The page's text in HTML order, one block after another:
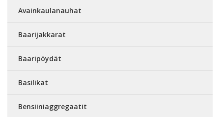
Avainkaulanauhat
Baarijakkarat
Baaripöydät
Basilikat
Bensiiniaggregaatit